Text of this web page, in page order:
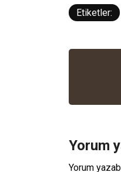
Etiketler:
Yorum
Yorum